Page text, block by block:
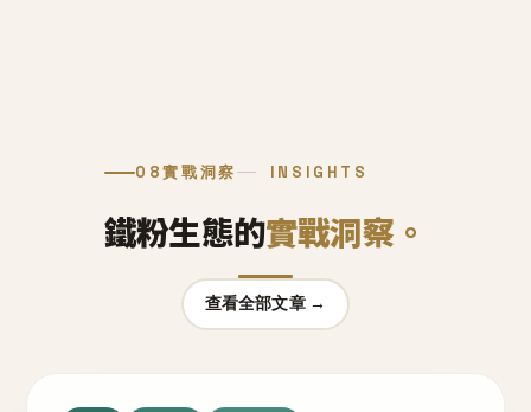
08實戰洞察 INSIGHTS
鐵粉生態的實戰洞察。
查看全部文章 →